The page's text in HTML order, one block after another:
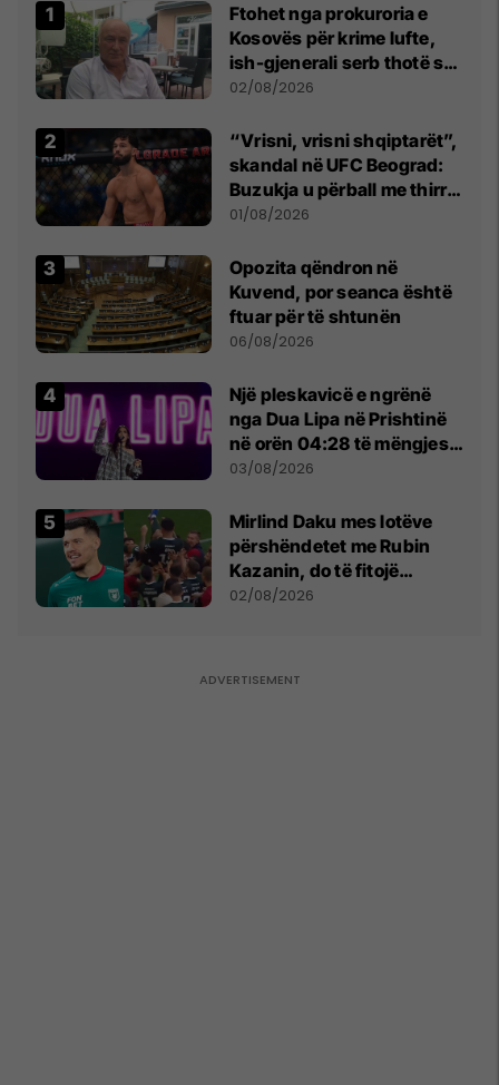
Ftohet nga prokuroria e
Kosovës për krime lufte,
ish-gjenerali serb thotë se
dikush e tradhtoi në
02/08/2026
“Vrisni, vrisni shqiptarët”,
skandal në UFC Beograd:
Buzukja u përball me thirrje
anti-shqiptare nga
01/08/2026
Opozita qëndron në
Kuvend, por seanca është
ftuar për të shtunën
06/08/2026
Një pleskavicë e ngrënë
nga Dua Lipa në Prishtinë
në orën 04:28 të mëngjesit
- dhe bota digjitale serbe
03/08/2026
Mirlind Daku mes lotëve
përshëndetet me Rubin
Kazanin, do të fitojë
miliona te Spartak Moska
02/08/2026